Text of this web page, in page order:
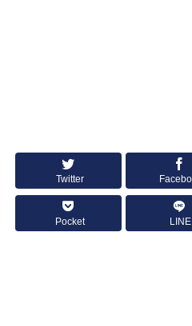
Twitter
Pocket LINE